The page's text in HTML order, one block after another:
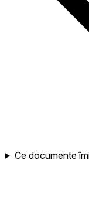
Ce documente